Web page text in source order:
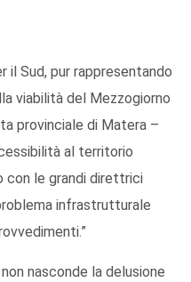
il Sud, pur rappresentando
viabilità del Mezzogiorno
provinciale di Matera –
al territorio
con le grandi direttrici
infrastrutturale
nasconde la delusione